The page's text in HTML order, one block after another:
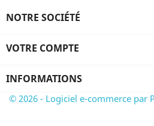
NOTRE SOCIÉTÉ
VOTRE COMPTE
INFORMATIONS
© 2026 - Logiciel e-commerce par